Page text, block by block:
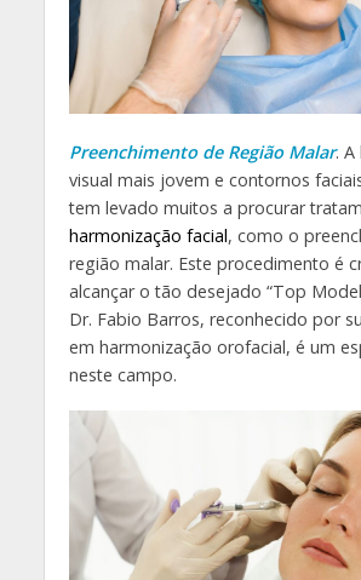
Preenchimento de Região Malar. A
visual mais jovem e contornos
tem levado muitos a procurar
harmonização facial, como o
região malar. Este procedimento é
alcançar o tão desejado “Top
Dr. Fabio Barros, reconhecido por
em harmonização orofacial, é um
neste campo.